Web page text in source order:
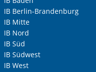
IB Berlin-Brandenburg
IB Mitte
IB Nord
IB Süd
IB Südwest
IB West